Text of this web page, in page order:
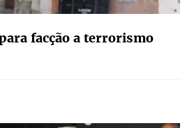
facção a terrorismo